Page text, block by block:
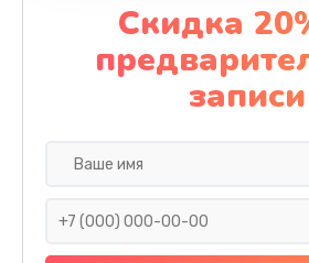
Скидка
записи